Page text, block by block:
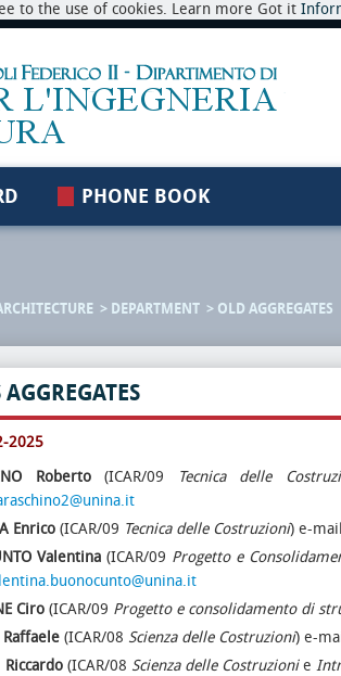
to the use of cookies. Learn more Got it
PHONE BOOK
DEPARTMENT OLD AGGREGATES
2025
Roberto(ICAR/09 Tecnica delle
Enrico (ICAR/09 Tecnica delle Costruzioni) e-mail
Valentina(ICAR/09 Progetto e
Ciro (ICAR/09 Progetto e consolidamento di
Raffaele (ICAR/08 Scienza delle Costruzioni) e-
Riccardo (ICAR/08 Scienza delle Costruzionie